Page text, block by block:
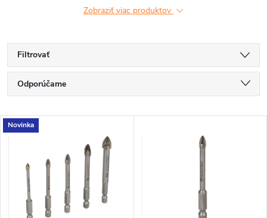
Zobraziť viac produktov
Filtrovať
R
a
Odporúčame
Najdrahšie
Najpredávanejšie
Abecedne
V
Novinka